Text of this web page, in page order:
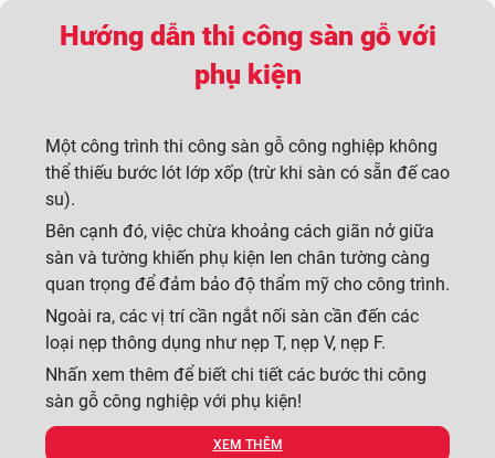
Hướng dẫn thi công sàn gỗ với
phụ kiện
Một công trình thi công sàn gỗ công nghiệp không
thể thiếu bước lót lớp xốp (trừ khi sàn có sẵn đế cao
su).
Bên cạnh đó, việc chừa khoảng cách giãn nở giữa
sàn và tường khiến phụ kiện len chân tường càng
quan trọng để đảm bảo độ thẩm mỹ cho công trình.
Ngoài ra, các vị trí cần ngắt nối sàn cần đến các
loại nẹp thông dụng như nẹp T, nẹp V, nẹp F.
Nhấn xem thêm để biết chi tiết các bước thi công
sàn gỗ công nghiệp với phụ kiện!
XEM THÊM